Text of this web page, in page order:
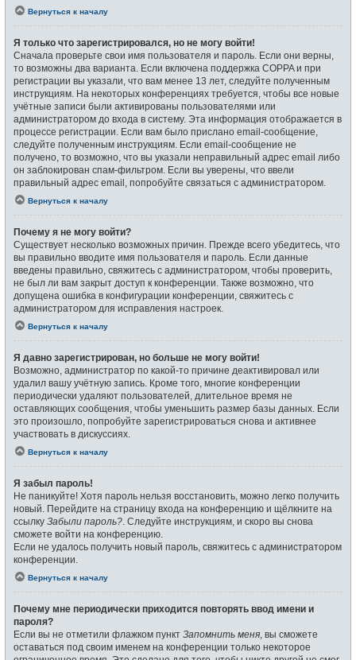
Вернуться к началу
Я только что зарегистрировался, но не могу войти!
Сначала проверьте свои имя пользователя и пароль. Если они верны,
то возможны два варианта. Если включена поддержка COPPA и при
регистрации вы указали, что вам менее 13 лет, следуйте полученным
инструкциям. На некоторых конференциях требуется, чтобы все новые
учётные записи были активированы пользователями или
администратором до входа в систему. Эта информация отображается в
процессе регистрации. Если вам было прислано email-сообщение,
следуйте полученным инструкциям. Если email-сообщение не
получено, то возможно, что вы указали неправильный адрес email либо
он заблокирован спам-фильтром. Если вы уверены, что ввели
правильный адрес email, попробуйте связаться с администратором.
Вернуться к началу
Почему я не могу войти?
Существует несколько возможных причин. Прежде всего убедитесь, что
вы правильно вводите имя пользователя и пароль. Если данные
введены правильно, свяжитесь с администратором, чтобы проверить,
не был ли вам закрыт доступ к конференции. Также возможно, что
допущена ошибка в конфигурации конференции, свяжитесь с
администратором для исправления настроек.
Вернуться к началу
Я давно зарегистрирован, но больше не могу войти!
Возможно, администратор по какой-то причине деактивировал или
удалил вашу учётную запись. Кроме того, многие конференции
периодически удаляют пользователей, длительное время не
оставляющих сообщения, чтобы уменьшить размер базы данных. Если
это произошло, попробуйте зарегистрироваться снова и активнее
участвовать в дискуссиях.
Вернуться к началу
Я забыл пароль!
Не паникуйте! Хотя пароль нельзя восстановить, можно легко получить
новый. Перейдите на страницу входа на конференцию и щёлкните на
ссылку Забыли пароль? . Следуйте инструкциям, и скоро вы снова
сможете войти на конференцию.
Если не удалось получить новый пароль, свяжитесь с администратором
конференции.
Вернуться к началу
Почему мне периодически приходится повторять ввод имени и
пароля?
Если вы не отметили флажком пункт Запомнить меня , вы сможете
оставаться под своим именем на конференции только некоторое